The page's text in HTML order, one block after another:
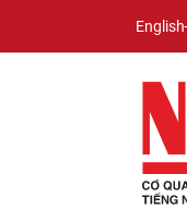
English